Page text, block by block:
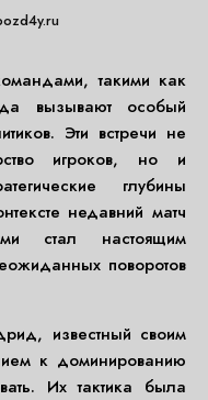
такими как
вызывают особый
Эти встречи не
игроков, но и
глубины
недавний матч
стал настоящим
поворотов
известный своим
к доминированию
Их тактика была